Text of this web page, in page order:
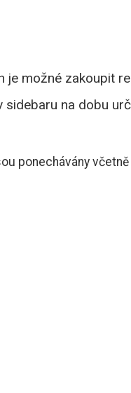
je možné zakoupit
sidebaru na dobu
ponechávány